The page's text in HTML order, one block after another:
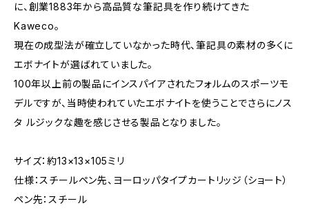
に、創業1883年から高品質な筆記具を作り続けてきた
Kaweco。
現在の成型法が確立していなかった時代、筆記具の素材の多くに
エボナイトが選ばれていました。
100年以上前の製品にインスパイアされたフォルムのスポーツモ
デルですが、当時使われていたエボナイトを使うことでさらにノス
タ ルジックな趣を感じさせる製品となりました。
サイズ：約13×13×105ミリ
仕様：スチールペン先、ヨーロッパタイプカートリッジ（ショート）
ペン先：スチール